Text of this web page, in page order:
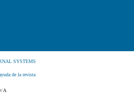
SYSTEMS
de la revista
A